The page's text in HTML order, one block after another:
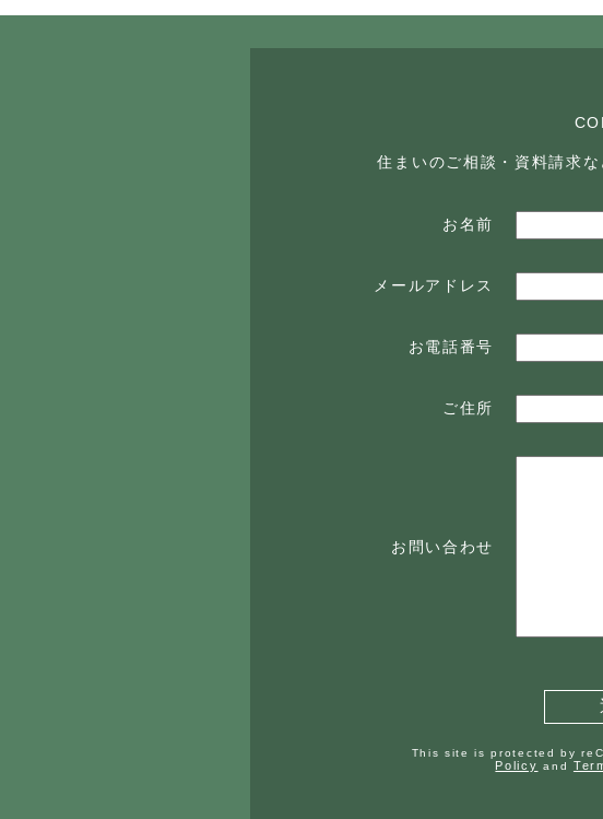
住まいのご相談・資料請求な
お名前
メールアドレス
お電話番号
ご住所
お問い合わせ
This site is protected by
Policy and